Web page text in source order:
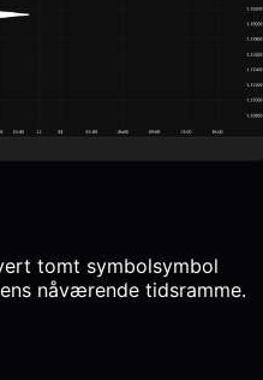
tomt symbolsymbol
nåværende tidsramme.